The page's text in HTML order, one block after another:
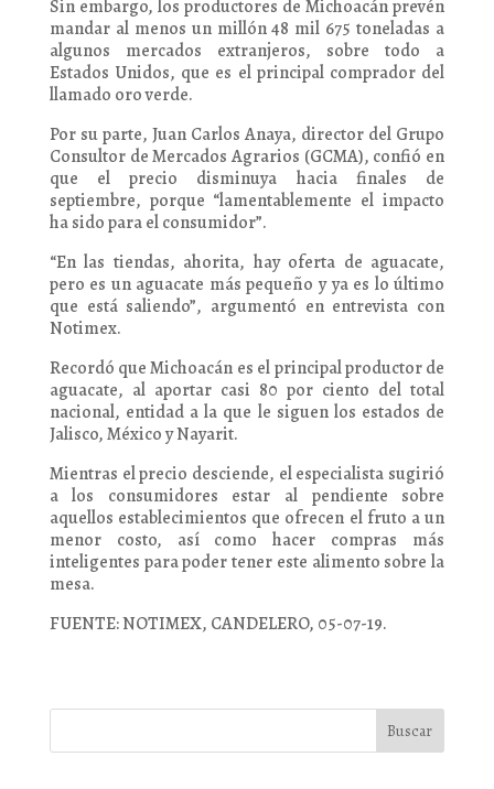
Sin embargo, los productores de Michoacán prevén
mandar al menos un millón 48 mil 675 toneladas a
algunos mercados extranjeros, sobre todo a
Estados Unidos, que es el principal comprador del
llamado oro verde.
Por su parte, Juan Carlos Anaya, director del Grupo
Consultor de Mercados Agrarios (GCMA), confió en
que el precio disminuya hacia finales de
septiembre, porque “lamentablemente el impacto
ha sido para el consumidor”.
“En las tiendas, ahorita, hay oferta de aguacate,
pero es un aguacate más pequeño y ya es lo último
que está saliendo”, argumentó en entrevista con
Notimex.
Recordó que Michoacán es el principal productor de
aguacate, al aportar casi 80 por ciento del total
nacional, entidad a la que le siguen los estados de
Jalisco, México y Nayarit.
Mientras el precio desciende, el especialista sugirió
a los consumidores estar al pendiente sobre
aquellos establecimientos que ofrecen el fruto a un
menor costo, así como hacer compras más
inteligentes para poder tener este alimento sobre la
mesa.
FUENTE: NOTIMEX, CANDELERO, 05-07-19.